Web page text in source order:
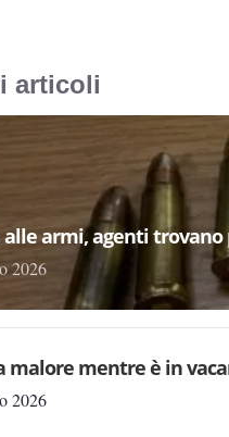
articoli
alle armi, agenti
2026
malore mentre è in
2026